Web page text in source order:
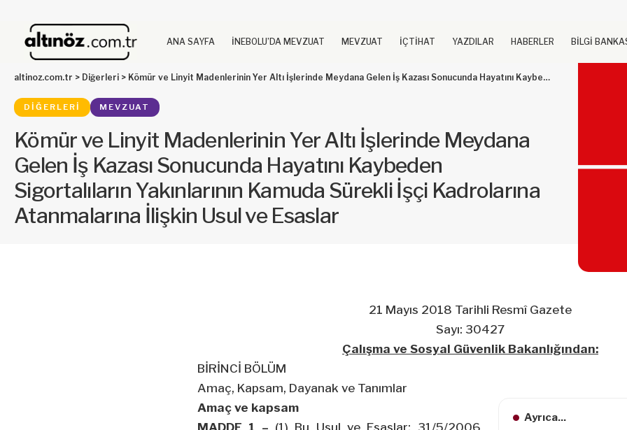
ANA SAYFA İNEBOLU’DA MEVZUAT MEVZUAT İÇTİHAT YAZDILAR HABERLER BİLGİ
altinoz.com.tr > Diğerleri > Kömür ve Linyit Madenlerinin Yer Altı İşlerinde Meydana Gelen İş Kazası Sonucunda Hayatını Kaybeden Sigortalıların Yakınlarının Kamuda Sürekli İşçi Kadrolarına Atanmalarına İlişkin Usul ve Esaslar
DIĞERLERI MEVZUAT
Kömür ve Linyit Madenlerinin Yer Altı İşlerinde Meydana
Gelen İş Kazası Sonucunda Hayatını Kaybeden
Sigortalıların Yakınlarının Kamuda Sürekli İşçi Kadrolarına
Atanmalarına İlişkin Usul ve Esaslar
21 Mayıs 2018 Tarihli Resmî Gazete
Sayı: 30427
Çalışma ve Sosyal Güvenlik Bakanlığından:
BİRİNCİ BÖLÜM
Amaç, Kapsam, Dayanak ve Tanımlar
Ayrıca...
Amaç ve kapsam
MADDE 1 – (1) Bu Usul ve Esaslar; 31/5/2006